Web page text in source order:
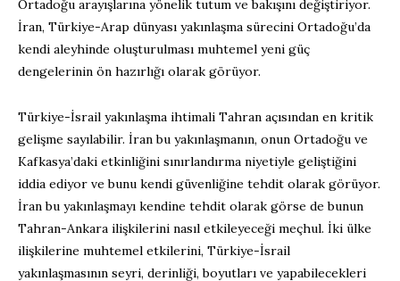
Ortadoğu arayışlarına yönelik tutum ve bakışını değiştiriyor.
İran, Türkiye-Arap dünyası yakınlaşma sürecini Ortadoğu’da
kendi aleyhinde oluşturulması muhtemel yeni güç
dengelerinin ön hazırlığı olarak görüyor.
Türkiye-İsrail yakınlaşma ihtimali Tahran açısından en kritik
gelişme sayılabilir. İran bu yakınlaşmanın, onun Ortadoğu ve
Kafkasya’daki etkinliğini sınırlandırma niyetiyle geliştiğini
iddia ediyor ve bunu kendi güvenliğine tehdit olarak görüyor.
İran bu yakınlaşmayı kendine tehdit olarak görse de bunun
Tahran-Ankara ilişkilerini nasıl etkileyeceği meçhul. İki ülke
ilişkilerine muhtemel etkilerini, Türkiye-İsrail
yakınlaşmasının seyri, derinliği, boyutları ve yapabilecekleri